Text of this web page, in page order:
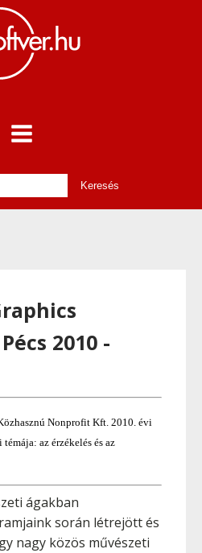
2010 -
Nonprofit Kft. 2010. évi
az érzékelés és az
ágakban
során létrejött és
nagy közös művészeti